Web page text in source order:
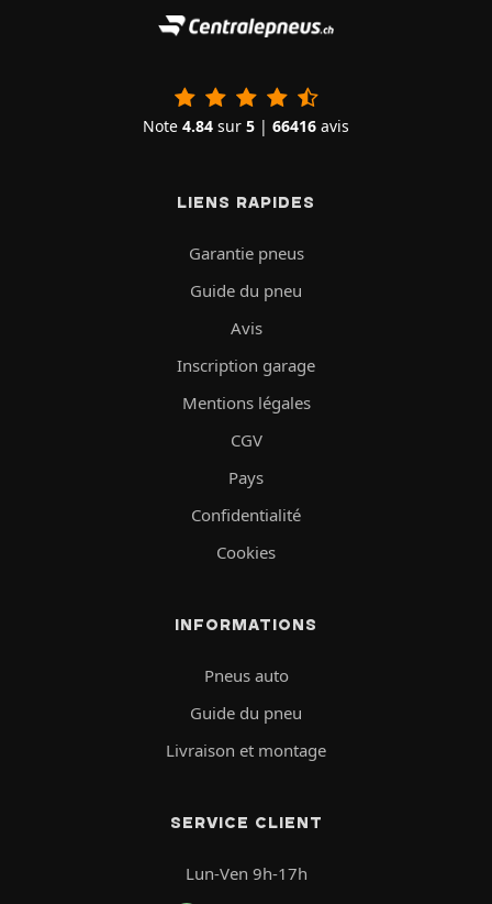
Note 4.84 sur 5 | 66416 avis
LIENS RAPIDES
Garantie pneus
Guide du pneu
Avis
Inscription garage
Mentions légales
CGV
Pays
Confidentialité
Cookies
INFORMATIONS
Pneus auto
Guide du pneu
Livraison et montage
SERVICE CLIENT
Lun-Ven 9h-17h